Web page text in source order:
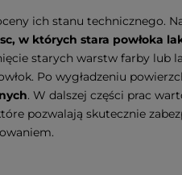
ich stanu technicznego.
w których stara powłoka
starych warstw farby lub
Po wygładzeniu
. W dalszej części prac
pozwalają skutecznie